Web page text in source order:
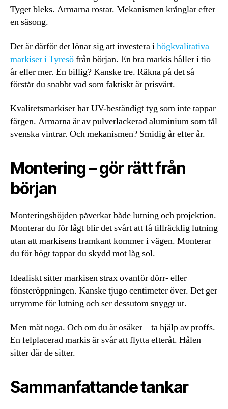
Tyget bleks. Armarna rostar. Mekanismen krånglar efter
en säsong.
Det är därför det lönar sig att investera ihögkvalitativa
markiser i Tyresöfrån början. En bra markis håller i tio
år eller mer. En billig? Kanske tre. Räkna på det så
förstår du snabbt vad som faktiskt är prisvärt.
Kvalitetsmarkiser har UV-beständigt tyg som inte tappar
färgen. Armarna är av pulverlackerad aluminium som tål
svenska vintrar. Och mekanismen? Smidig år efter år.
Montering – gör rätt från
början
Monteringshöjden påverkar både lutning och projektion.
Monterar du för lågt blir det svårt att få tillräcklig lutning
utan att markisens framkant kommer i vägen. Monterar
du för högt tappar du skydd mot låg sol.
Idealiskt sitter markisen strax ovanför dörr- eller
fönsteröppningen. Kanske tjugo centimeter över. Det ger
utrymme för lutning och ser dessutom snyggt ut.
Men mät noga. Och om du är osäker – ta hjälp av proffs.
En felplacerad markis är svår att flytta efteråt. Hålen
sitter där de sitter.
Sammanfattande tankar